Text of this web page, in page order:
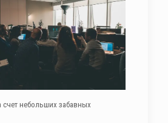
счет небольших забавных